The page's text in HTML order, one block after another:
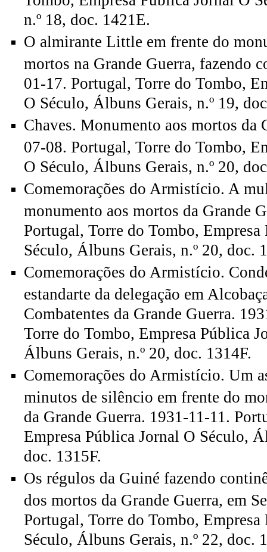
n.º 18, doc. 1421E.
O almirante Little em frente do
mortos na Grande Guerra, fazendo
01-17. Portugal, Torre do Tombo,
O Século, Álbuns Gerais, n.º 19,
Chaves. Monumento aos mortos da
07-08. Portugal, Torre do Tombo,
O Século, Álbuns Gerais, n.º 20,
Comemorações do Armistício. A
monumento aos mortos da Grande
Portugal, Torre do Tombo,
Século, Álbuns Gerais, n.º 20, doc.
Comemorações do Armistício.
estandarte da delegação em
Combatentes da Grande Guerra.
Torre do Tombo, Empresa Pública
Álbuns Gerais, n.º 20, doc. 1314F.
Comemorações do Armistício. Um
minutos de silêncio em frente do
da Grande Guerra. 1931-11-11.
Empresa Pública Jornal O Século,
doc. 1315F.
Os régulos da Guiné fazendo
dos mortos da Grande Guerra, em
Portugal, Torre do Tombo,
Século, Álbuns Gerais, n.º 22, doc.